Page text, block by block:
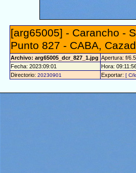
[arg65005] - Carancho -
Punto 827 - CABA,
Archivo: arg65005_dcr_827_1.jpg Apertura: f/6.5
Fecha: 2023:09:01
Hora:
Directorio:20230901 Exportar:[ C/